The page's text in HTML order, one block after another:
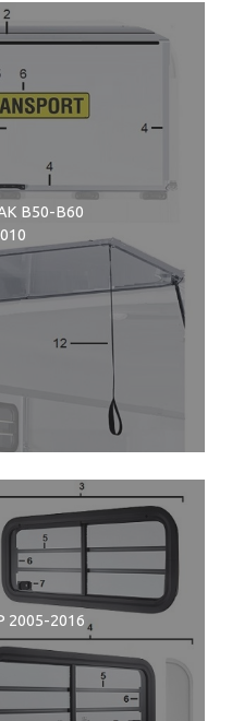
B50-B60
2005-2016